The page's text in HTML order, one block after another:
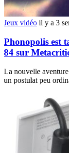
Jeux vidéo il y a 3
Phonopolis est
84 sur
La nouvelle
un postulat peu